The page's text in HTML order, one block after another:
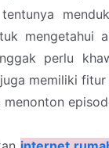
mengetahui
perlu
memiliki